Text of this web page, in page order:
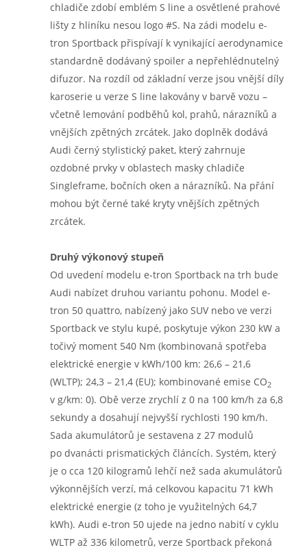
chladiče zdobí emblém S line a osvětlené prahové
lišty z hliníku nesou logo #S. Na zádi modelu e-
tron Sportback přispívají k vynikající aerodynamice
standardně dodávaný spoiler a nepřehlédnutelný
difuzor. Na rozdíl od základní verze jsou vnější díly
karoserie u verze S line lakovány v barvě vozu –
včetně lemování podběhů kol, prahů, nárazníků a
vnějších zpětných zrcátek. Jako doplněk dodává
Audi černý stylistický paket, který zahrnuje
ozdobné prvky v oblastech masky chladiče
Singleframe, bočních oken a nárazníků. Na přání
mohou být černé také kryty vnějších zpětných
zrcátek.
Druhý výkonový stupeň
Od uvedení modelu e-tron Sportback na trh bude
Audi nabízet druhou variantu pohonu. Model e-
tron 50 quattro, nabízený jako SUV nebo ve verzi
Sportback ve stylu kupé, poskytuje výkon 230 kW a
točivý moment 540 Nm (kombinovaná spotřeba
elektrické energie v kWh/100 km: 26,6 – 21,6
(WLTP); 24,3 – 21,4 (EU); kombinované emise CO2
v g/km: 0). Obě verze zrychlí z 0 na 100 km/h za 6,8
sekundy a dosahují nejvyšší rychlosti 190 km/h.
Sada akumulátorů je sestavena z 27 modulů
po dvanácti prismatických článcích. Systém, který
je o cca 120 kilogramů lehčí než sada akumulátorů
výkonnějších verzí, má celkovou kapacitu 71 kWh
elektrické energie (z toho je využitelných 64,7
kWh). Audi e-tron 50 ujede na jedno nabití v cyklu
WLTP až 336 kilometrů, verze Sportback překoná